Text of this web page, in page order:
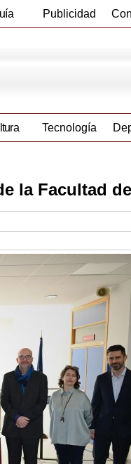
Publicidad
Tecnología
la Facultad